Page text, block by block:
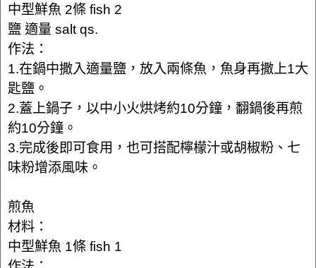
中型鮮魚 2條 fish 2
鹽 適量 salt qs.
作法：
1.在鍋中撒入適量鹽，放入兩條魚，魚身再撒上1大
匙鹽。
2.蓋上鍋子，以中小火烘烤約10分鐘，翻鍋後再煎
約10分鐘。
3.完成後即可食用，也可搭配檸檬汁或胡椒粉、七
味粉增添風味。
煎魚
材料：
中型鮮魚 1條 fish 1